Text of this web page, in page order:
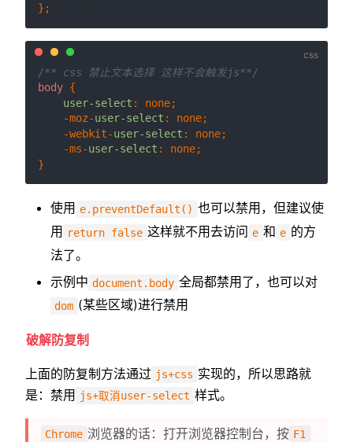
/** css 禁止文本选择 这样不会触发js**/
body {
user-select : none;
    -moz-
user-select : none;
    -webkit-
user-select : none;
    -ms-
user-select : none;
使用 e.preventDefault() 也可以禁用，但建议使
用
return false 这样就不用去访问 e 和 e 的方
法了。
示例中 document.body 全局都禁用了，也可以对
dom (某些区域)进行禁用
破解防复制
上面的防复制方法通过 js+css 实现的，所以思路就
是：禁用 js+取消user-select 样式。
Chrome 浏览器的话：打开浏览器控制台，按 F1